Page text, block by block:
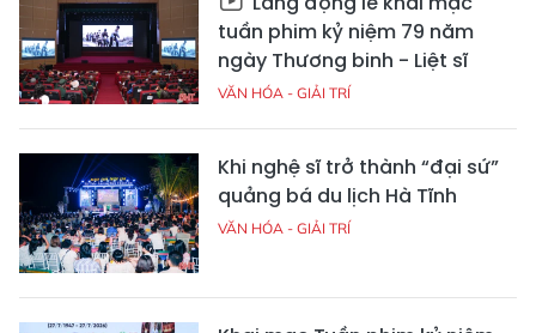
tuần phim kỷ niệm 79 năm
ngày Thương binh - Liệt sĩ
VĂN HÓA - GIẢI TRÍ
Khi nghệ sĩ trở thành “đại sứ”
quảng bá du lịch Hà Tĩnh
VĂN HÓA - GIẢI TRÍ